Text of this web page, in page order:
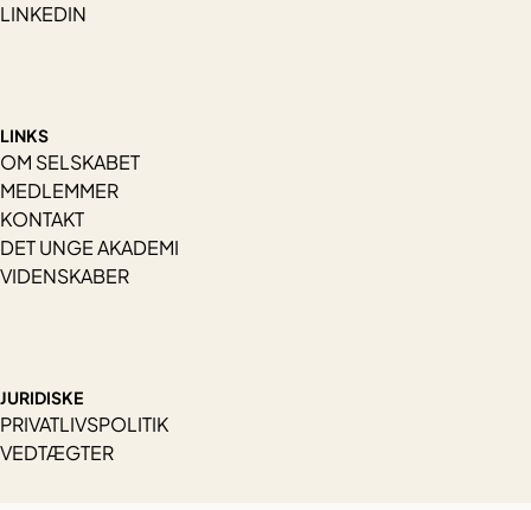
LINKEDIN
LINKS
OM SELSKABET
MEDLEMMER
KONTAKT
DET UNGE AKADEMI
VIDENSKABER
JURIDISKE
PRIVATLIVSPOLITIK
VEDTÆGTER